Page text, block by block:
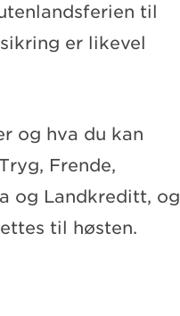
til
er likevel
og hva du kan
Frende,
og Landkreditt, og
til høsten.